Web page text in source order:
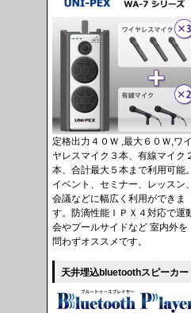
定格出力４０Ｗ ,最大６０Ｗ,ワイ
ヤレスマイク３本、有線マイク
本、合計最大５本まで利用可能。
イベント、セミナー、レッスン、
会議などに幅広く利用ができま
す。防滴性能ＩＰＸ４対応で運
会やプールサイドなど 室内外を
問わずオススメです。
天井埋込bluetoothスピーカー